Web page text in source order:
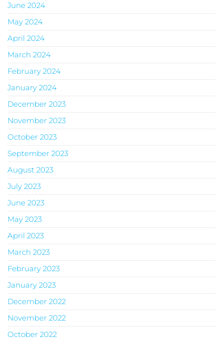
June 2024
May 2024
April 2024
March 2024
February 2024
January 2024
December 2023
November 2023
October 2023
September 2023
August 2023
July 2023
June 2023
May 2023
April 2023
March 2023
February 2023
January 2023
December 2022
November 2022
October 2022